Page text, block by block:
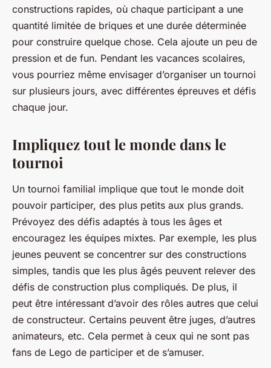
constructions rapides, où chaque participant a une
quantité limitée de briques et une durée déterminée
pour construire quelque chose. Cela ajoute un peu de
pression et de fun. Pendant les vacances scolaires,
vous pourriez même envisager d’organiser un tournoi
sur plusieurs jours, avec différentes épreuves et défis
chaque jour.
Impliquez tout le monde dans le
tournoi
Un tournoi familial implique que tout le monde doit
pouvoir participer, des plus petits aux plus grands.
Prévoyez des défis adaptés à tous les âges et
encouragez les équipes mixtes. Par exemple, les plus
jeunes peuvent se concentrer sur des constructions
simples, tandis que les plus âgés peuvent relever des
défis de construction plus compliqués. De plus, il
peut être intéressant d’avoir des rôles autres que celui
de constructeur. Certains peuvent être juges, d’autres
animateurs, etc. Cela permet à ceux qui ne sont pas
fans de Lego de participer et de s’amuser.